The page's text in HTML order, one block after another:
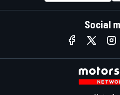
Social